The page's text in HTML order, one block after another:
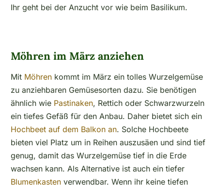
Ihr geht bei der Anzucht vor wie beim Basilikum.
Möhren im März anziehen
Mit Möhren kommt im März ein tolles Wurzelgemüse
zu anziehbaren Gemüsesorten dazu. Sie benötigen
ähnlich wie Pastinaken, Rettich oder Schwarzwurzeln
ein tiefes Gefäß für den Anbau. Daher bietet sich ein
Hochbeet auf dem Balkon an. Solche Hochbeete
bieten viel Platz um in Reihen auszusäen und sind tief
genug, damit das Wurzelgemüse tief in die Erde
wachsen kann. Als Alternative ist auch ein tiefer
Blumenkasten verwendbar. Wenn ihr keine tiefen